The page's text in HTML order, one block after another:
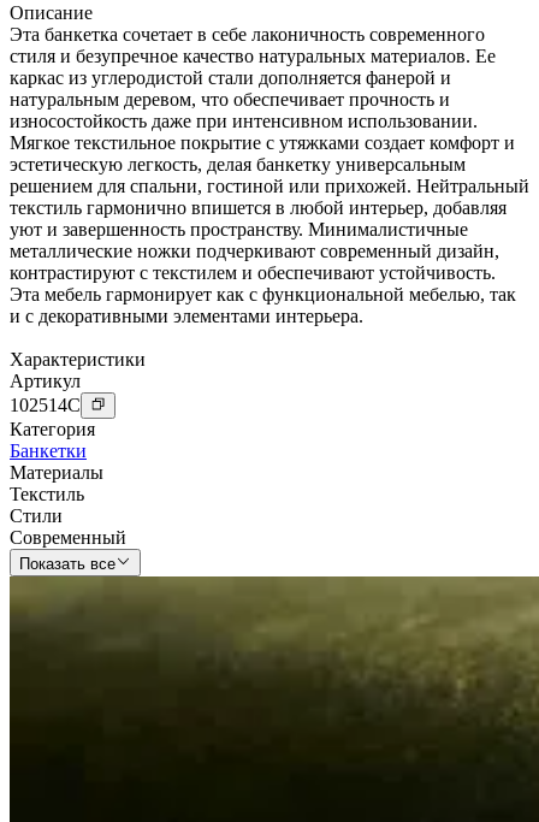
Описание
Эта банкетка сочетает в себе лаконичность современного
стиля и безупречное качество натуральных материалов. Ее
каркас из углеродистой стали дополняется фанерой и
натуральным деревом, что обеспечивает прочность и
износостойкость даже при интенсивном использовании.
Мягкое текстильное покрытие с утяжками создает комфорт и
эстетическую легкость, делая банкетку универсальным
решением для спальни, гостиной или прихожей. Нейтральный
текстиль гармонично впишется в любой интерьер, добавляя
уют и завершенность пространству. Минималистичные
металлические ножки подчеркивают современный дизайн,
контрастируют с текстилем и обеспечивают устойчивость.
Эта мебель гармонирует как с функциональной мебелью, так
и с декоративными элементами интерьера.
Характеристики
Артикул
102514C
Категория
Банкетки
Материалы
Текстиль
Стили
Современный
Показать все